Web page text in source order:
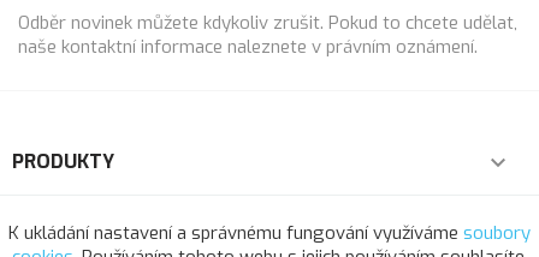
Odběr novinek můžete kdykoliv zrušit. Pokud to chcete udělat,
naše kontaktní informace naleznete v právním oznámení.
PRODUKTY 
NAŠE SPOLEČNOST 
K ukládání nastavení a správnému fungování využíváme soubory